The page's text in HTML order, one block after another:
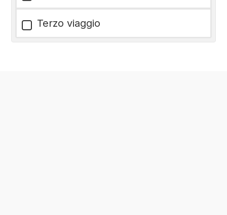
Terzo viaggio